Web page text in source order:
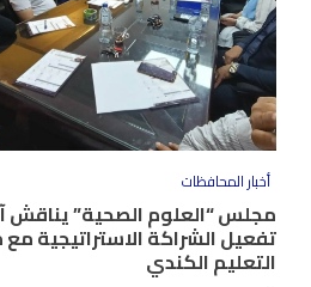
أخبار المحافظات
مجلس “العلوم الصحية” يناقش
تفعيل الشراكة الاستراتيجية
التعليم الكندي